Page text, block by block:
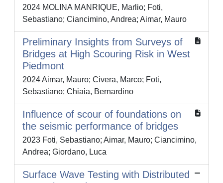
2024 MOLINA MANRIQUE, Marlio; Foti,
Sebastiano; Ciancimino, Andrea; Aimar, Mauro
Preliminary Insights from Surveys of
Bridges at High Scouring Risk in West
Piedmont
2024 Aimar, Mauro; Civera, Marco; Foti,
Sebastiano; Chiaia, Bernardino
Influence of scour of foundations on
the seismic performance of bridges
2023 Foti, Sebastiano; Aimar, Mauro; Ciancimino,
Andrea; Giordano, Luca
Surface Wave Testing with Distributed